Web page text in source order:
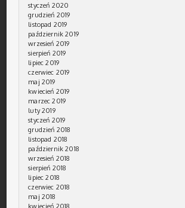
styczeń 2020
grudzień 2019
listopad 2019
październik 2019
wrzesień 2019
sierpień 2019
lipiec 2019
czerwiec 2019
maj 2019
kwiecień 2019
marzec 2019
luty 2019
styczeń 2019
grudzień 2018
listopad 2018
październik 2018
wrzesień 2018
sierpień 2018
lipiec 2018
czerwiec 2018
maj 2018
kwiecień 2018